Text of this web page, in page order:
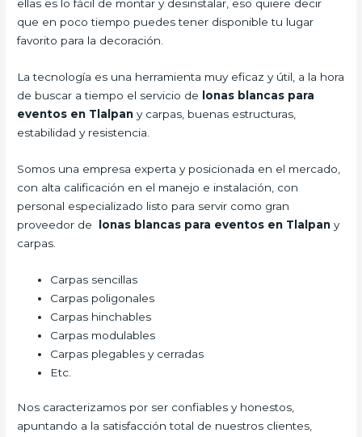
ellas es lo fácil de montar y desinstalar, eso quiere decir
que en poco tiempo puedes tener disponible tu lugar
favorito para la decoración.
La tecnología es una herramienta muy eficaz y útil, a la hora
de buscar a tiempo el servicio de
lonas blancas para
eventos en Tlalpan y carpas, buenas estructuras,
estabilidad y resistencia.
Somos una empresa experta y posicionada en el mercado,
con alta calificación en el manejo e instalación, con
personal especializado listo para servir como gran
proveedor de
lonas blancas para eventos en Tlalpan y
carpas.
Carpas sencillas
Carpas poligonales
Carpas hinchables
Carpas modulables
Carpas plegables y cerradas
Etc.
Nos caracterizamos por ser confiables y honestos,
apuntando a la satisfacción total de nuestros clientes,